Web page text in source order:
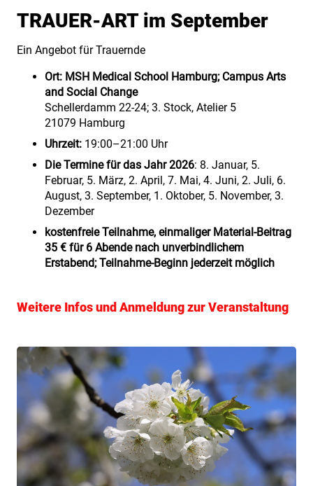
TRAUER-ART im September
Ein Angebot für Trauernde
Ort: MSH Medical School Hamburg; Campus Arts
and Social Change
Schellerdamm 22-24; 3. Stock, Atelier 5
21079 Hamburg
Uhrzeit: 19:00–21:00 Uhr
Die Termine für das Jahr 2026: 8. Januar, 5.
Februar, 5. März, 2. April, 7. Mai, 4. Juni, 2. Juli, 6.
August, 3. September, 1. Oktober, 5. November, 3.
Dezember
kostenfreie Teilnahme, einmaliger Material-Beitrag
35 € für 6 Abende nach unverbindlichem
Erstabend; Teilnahme-Beginn jederzeit möglich
Weitere Infos und Anmeldung zur Veranstaltung